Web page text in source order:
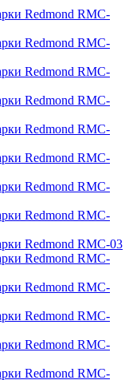
Redmond RMC-
Redmond RMC-
Redmond RMC-
Redmond RMC-
Redmond RMC-
Redmond RMC-
Redmond RMC-
Redmond RMC-
Redmond RMC-03
Redmond RMC-
Redmond RMC-
Redmond RMC-
Redmond RMC-
Redmond RMC-